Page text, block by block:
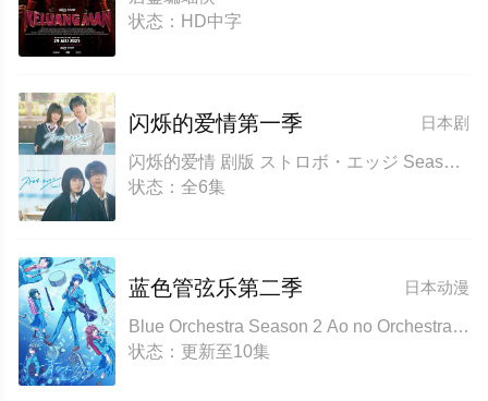
状态：HD中字
日本剧
闪烁的爱情第一季
闪烁的爱情 剧版 ストロボ・エッジ Season1
状态：全6集
日本动漫
蓝色管弦乐第二季
Blue Orchestra Season 2 Ao no Orchestra Season 2
状态：更新至10集